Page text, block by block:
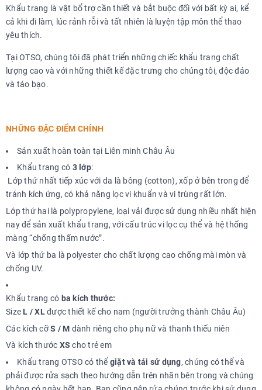
Khẩu trang là vật bổ trợ cần thiết và bắt buộc đối với bất kỳ ai, kể
cả khi đi làm, lúc rảnh rỗi và tất nhiên là luyện tập môn thể thao
yêu thích.
Tại OTSO, chúng tôi đã phát triển những chiếc khẩu trang chất
lượng cao và với những thiết kế đặc trưng cho chúng tôi, độc đáo
và táo bạo.
NHỮNG ĐẶC ĐIỂM CHÍNH
Sản xuất hoàn toàn tại Liên minh Châu Âu
Khẩu trang có 3 lớp:
Lớp thứ nhất tiếp xúc với da là bông (cotton), xốp ở bên trong để
tránh kích ứng, có khả năng lọc vi khuẩn và vi trùng rất lớn.
Lớp thứ hai là polypropylene, loại vải được sử dụng nhiều nhất hiện
nay để sản xuất khẩu trang, với cấu trúc vi lọc cụ thể và hệ thống
màng “chống thấm nước”.
Và lớp thứ ba là polyester cho chất lượng cao chống mài mòn và
chống UV.
Khẩu trang có ba kích thước:
Size L / XLđược thiết kế cho nam (người trưởng thành Châu Âu)
Các kích cỡS / M dành riêng cho phụ nữ và thanh thiếu niên
Và kích thước XScho trẻ em
Khẩu trang OTSO có thể giặt và tái sử dụng, chúng có thể và
phải được rửa sạch theo hướng dẫn trên nhãn bên trong và chúng